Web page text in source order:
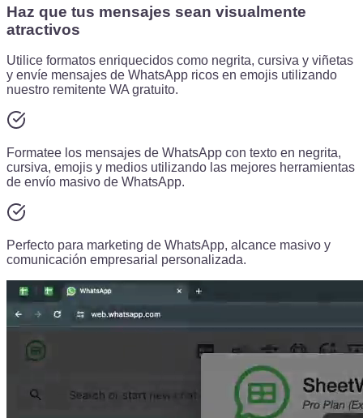
Haz que tus mensajes sean visualmente
atractivos
Utilice formatos enriquecidos como negrita, cursiva y viñetas
y envíe mensajes de WhatsApp ricos en emojis utilizando
nuestro remitente WA gratuito.
Formatee los mensajes de WhatsApp con texto en negrita,
cursiva, emojis y medios utilizando las mejores herramientas
de envío masivo de WhatsApp.
Perfecto para marketing de WhatsApp, alcance masivo y
comunicación empresarial personalizada.